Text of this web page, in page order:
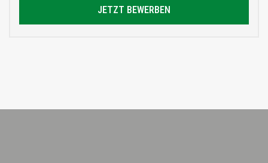
JETZT BEWERBEN